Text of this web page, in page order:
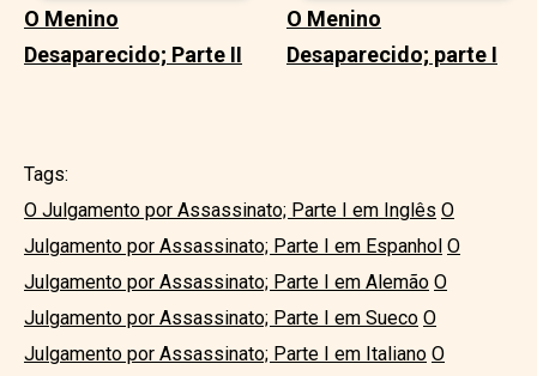
O Menino
Desaparecido; Parte II
O Menino
Desaparecido; parte I
Tags:
O Julgamento por Assassinato; Parte I em Inglês O
Julgamento por Assassinato; Parte I em Espanhol O
Julgamento por Assassinato; Parte I em Alemão O
Julgamento por Assassinato; Parte I em Sueco O
Julgamento por Assassinato; Parte I em Italiano O